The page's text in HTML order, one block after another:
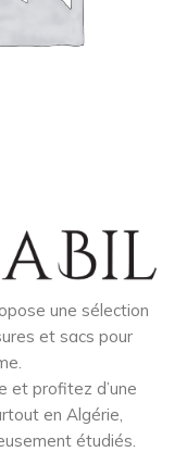
une sélection
et sacs pour
et profitez d’une
en Algérie,
étudiés.